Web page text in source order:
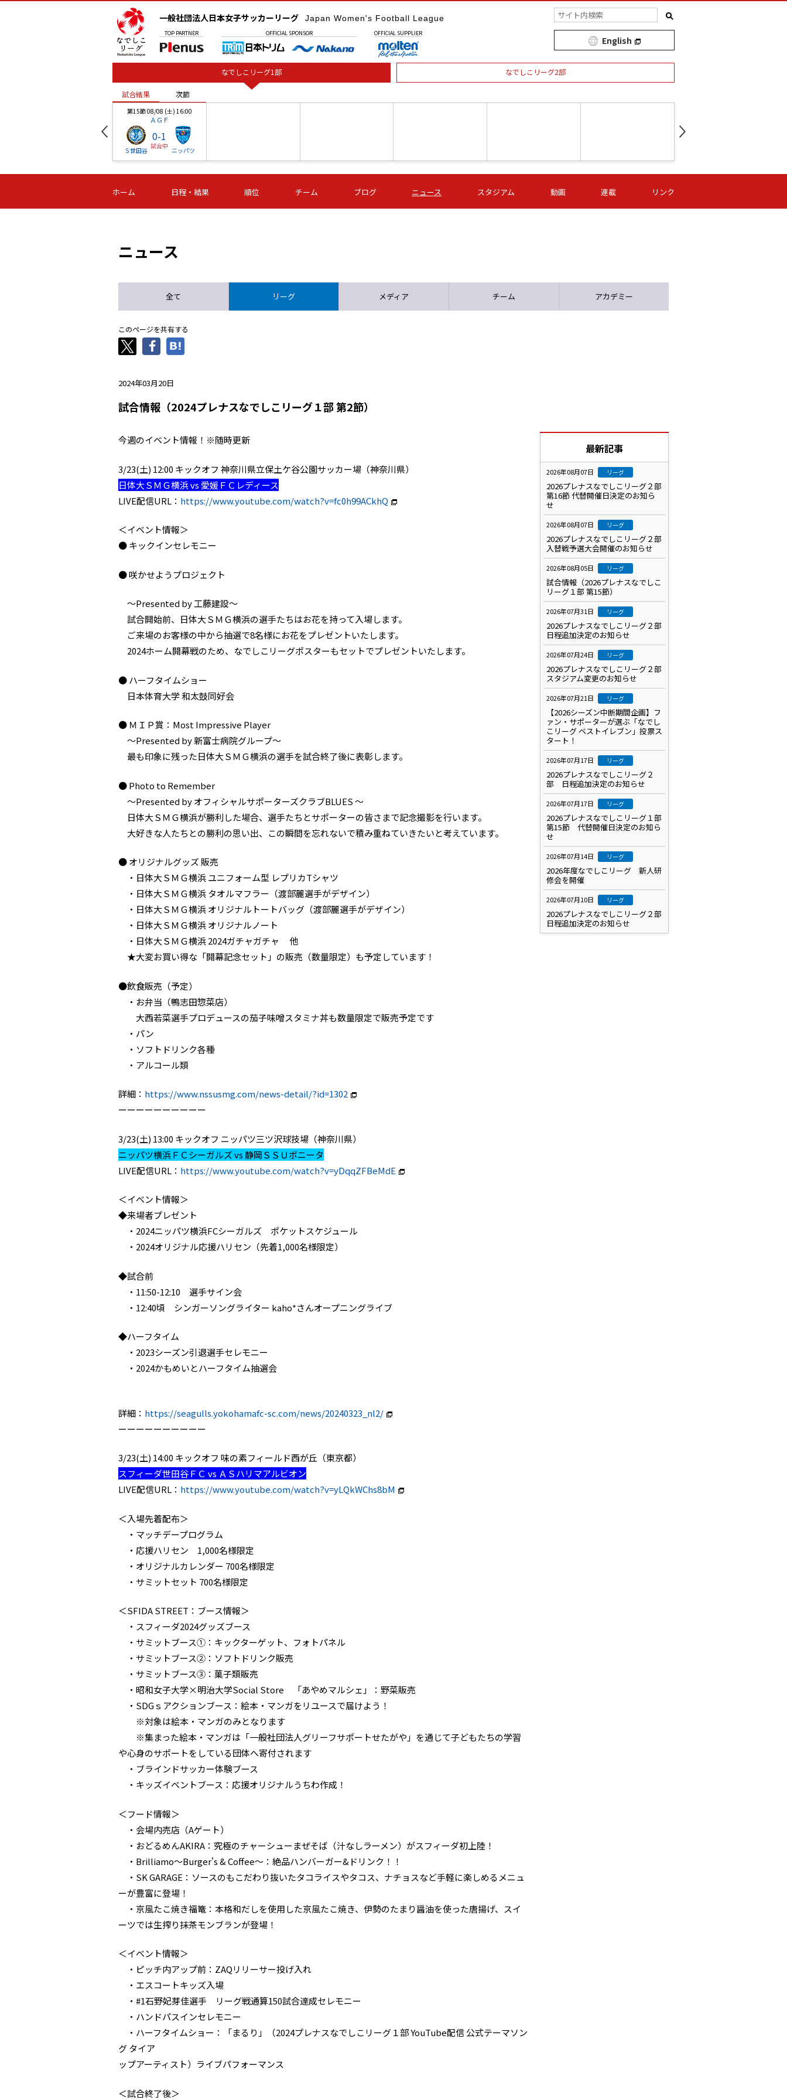
一般社団法人日本女子サッカーリーグ Japan Women's Football League
TOP PARTNER OFFICIAL SPONSOR OFFICIAL SUPPLIER
English
なでしこリーグ1部 なでしこリーグ2部
試合結果 次節
第15節 08/08 (土) 16:00
ＡＧＦ
Ｓ世田谷
0-1
試合中
ニッパツ
-
第16節 09/05 (土) 15:00
ニッパツ
-
第16節 09/05 (土) 15:00
石人の星
-
第16節 09/05 (土) 16:00
ＡＧＦ
-
いちご
-
第16節 09/06 (日) 15:00
-
第16節 09/06 (日) 15:00
- -
試合結果 次節
ホーム 日程・結果 順位 チーム ブログ ニュース スタジアム 動画 連載 リンク
ニュース
全て リーグ メディア チーム アカデミー
このページを共有する
2024年03月20日
試合情報（2024プレナスなでしこリーグ１部 第2節）
今週のイベント情報！※随時更新
3/23(土) 12:00 キックオフ 神奈川県立保土ケ谷公園サッカー場（神奈川県）
日体大ＳＭＧ横浜 vs 愛媛ＦＣレディース
LIVE配信URL： https://www.youtube.com/watch?v=fc0h99ACkhQ
＜イベント情報＞
● キックインセレモニー
● 咲かせようプロジェクト
～Presented by 工藤建設～
試合開始前、日体大ＳＭＧ横浜の選手たちはお花を持って入場します。
ご来場のお客様の中から抽選で8名様にお花をプレゼントいたします。
2024ホーム開幕戦のため、なでしこリーグポスターもセットでプレゼントいたします。
● ハーフタイムショー
日本体育大学 和太鼓同好会
● ＭＩＰ賞：Most Impressive Player
～Presented by 新富士病院グループ～
最も印象に残った日体大ＳＭＧ横浜の選手を試合終了後に表彰します。
● Photo to Remember
～Presented by オフィシャルサポーターズクラブBLUES ～
日体大ＳＭＧ横浜が勝利した場合、選手たちとサポーターの皆さまで記念撮影を行います。
大好きな人たちとの勝利の思い出、この瞬間を忘れないで積み重ねていきたいと考えています。
● オリジナルグッズ 販売
・日体大ＳＭＧ横浜 ユニフォーム型 レプリカTシャツ
・日体大ＳＭＧ横浜 タオルマフラー（渡部麗選手がデザイン）
・日体大ＳＭＧ横浜 オリジナルトートバッグ（渡部麗選手がデザイン）
・日体大ＳＭＧ横浜 オリジナルノート
・日体大ＳＭＧ横浜 2024ガチャガチャ 他
★大変お買い得な「開幕記念セット」の販売（数量限定）も予定しています！
●飲食販売（予定）
・お弁当（鴨志田惣菜店）
大西若菜選手プロデュースの茄子味噌スタミナ丼も数量限定で販売予定です
・パン
・ソフトドリンク各種
・アルコール類
詳細： https://www.nssusmg.com/news-detail/?id=1302
ーーーーーーーーーー
3/23(土) 13:00 キックオフ ニッパツ三ツ沢球技場（神奈川県）
ニッパツ横浜ＦＣシーガルズ vs 静岡ＳＳＵボニータ
LIVE配信URL： https://www.youtube.com/watch?v=yDqqZFBeMdE
＜イベント情報＞
◆来場者プレゼント
・2024ニッパツ横浜FCシーガルズ ポケットスケジュール
・2024オリジナル応援ハリセン（先着1,000名様限定）
◆試合前
・11:50-12:10 選手サイン会
・12:40頃 シンガーソングライター kaho*さんオープニングライブ
◆ハーフタイム
・2023シーズン引退選手セレモニー
・2024かもめいとハーフタイム抽選会
詳細： https://seagulls.yokohamafc-sc.com/news/20240323_nl2/
ーーーーーーーーーー
3/23(土) 14:00 キックオフ 味の素フィールド西が丘（東京都）
スフィーダ世田谷ＦＣ vs ＡＳハリマアルビオン
LIVE配信URL： https://www.youtube.com/watch?v=yLQkWChs8bM
＜入場先着配布＞
・マッチデープログラム
・応援ハリセン 1,000名様限定
・オリジナルカレンダー 700名様限定
・サミットセット 700名様限定
＜SFIDA STREET：ブース情報＞
・スフィーダ2024グッズブース
・サミットブース①：キックターゲット、フォトパネル
・サミットブース②：ソフトドリンク販売
・サミットブース③：菓子類販売
・昭和女子大学×明治大学Social Store 「あやめマルシェ」：野菜販売
・SDGｓアクションブース：絵本・マンガをリユースで届けよう！
※対象は絵本・マンガのみとなります
※集まった絵本・マンガは「一般社団法人グリーフサポートせたがや」を通じて子どもたちの学習
や心身のサポートをしている団体へ寄付されます
・ブラインドサッカー体験ブース
・キッズイベントブース：応援オリジナルうちわ作成！
＜フード情報＞
・会場内売店（Aゲート）
・おどるめんAKIRA：究極のチャーシューまぜそば（汁なしラーメン）がスフィーダ初上陸！
・Brilliamo～Burger's & Coffee～：絶品ハンバーガー&ドリンク！！
・SK GARAGE：ソースのもこだわり抜いたタコライスやタコス、ナチョスなど手軽に楽しめるメニュ
ーが豊富に登場！
・京風たこ焼き福篭：本格和だしを使用した京風たこ焼き、伊勢のたまり醤油を使った唐揚げ、スイ
ーツでは生搾り抹茶モンブランが登場！
＜イベント情報＞
・ピッチ内アップ前：ZAQリリーサー投げ入れ
・エスコートキッズ入場
・#1石野妃芽佳選手 リーグ戦通算150試合達成セレモニー
・ハンドパスインセレモニー
・ハーフタイムショー：「まるり」（2024プレナスなでしこリーグ１部 YouTube配信 公式テーマソン
グ タイア
ップアーティスト）ライブパフォーマンス
＜試合終了後＞
最新記事
2026年08月07日 リーグ
2026プレナスなでしこリーグ２部
第16節 代替開催日決定のお知ら
せ
2026年08月07日 リーグ
2026プレナスなでしこリーグ２部
入替戦予選大会開催のお知らせ
2026年08月05日 リーグ
試合情報（2026プレナスなでしこ
リーグ１部 第15節）
2026年07月31日 リーグ
2026プレナスなでしこリーグ２部
日程追加決定のお知らせ
2026年07月24日 リーグ
2026プレナスなでしこリーグ２部
スタジアム変更のお知らせ
2026年07月21日 リーグ
【2026シーズン中断期間企画】フ
ァン・サポーターが選ぶ「なでし
こリーグ ベストイレブン」投票ス
タート！
2026年07月17日 リーグ
2026プレナスなでしこリーグ２
部 日程追加決定のお知らせ
2026年07月17日 リーグ
2026プレナスなでしこリーグ１部
第15節 代替開催日決定のお知ら
せ
2026年07月14日 リーグ
2026年度なでしこリーグ 新人研
修会を開催
2026年07月10日 リーグ
2026プレナスなでしこリーグ２部
日程追加決定のお知らせ